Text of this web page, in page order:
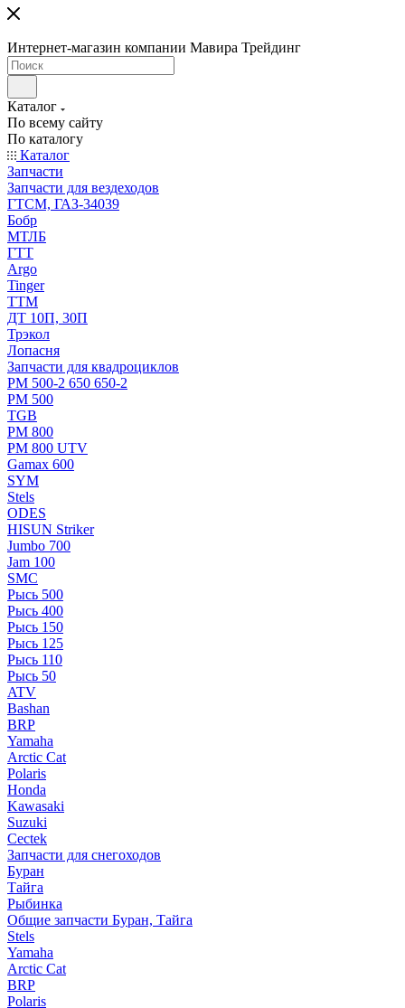
Интернет-магазин компании Мавира Трейдинг
Каталог
По всему сайту
По каталогу
Каталог
Запчасти
Запчасти для вездеходов
ГТСМ, ГАЗ-34039
Бобр
МТЛБ
ГТТ
Argo
Tinger
ТТМ
ДТ 10П, 30П
Трэкол
Лопасня
Запчасти для квадроциклов
РМ 500-2 650 650-2
РМ 500
TGB
РМ 800
РМ 800 UTV
Gamax 600
SYM
Stels
ОDЕS
HISUN Striker
Jumbo 700
Jam 100
SMC
Рысь 500
Рысь 400
Рысь 150
Рысь 125
Рысь 110
Рысь 50
ATV
Bashan
BRP
Yamaha
Arctic Cat
Polaris
Honda
Kawasaki
Suzuki
Cectek
Запчасти для снегоходов
Буран
Тайга
Рыбинка
Общие запчасти Буран, Тайга
Stels
Yamaha
Arctic Cat
BRP
Polaris